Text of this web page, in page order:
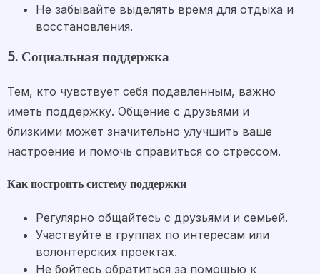
Не забывайте выделять время для отдыха и
восстановления.
5. Социальная поддержка
Тем, кто чувствует себя подавленным, важно
иметь поддержку. Общение с друзьями и
близкими может значительно улучшить ваше
настроение и помочь справиться со стрессом.
Как построить систему поддержки
Регулярно общайтесь с друзьями и семьей.
Участвуйте в группах по интересам или
волонтерских проектах.
Не бойтесь обратиться за помощью к